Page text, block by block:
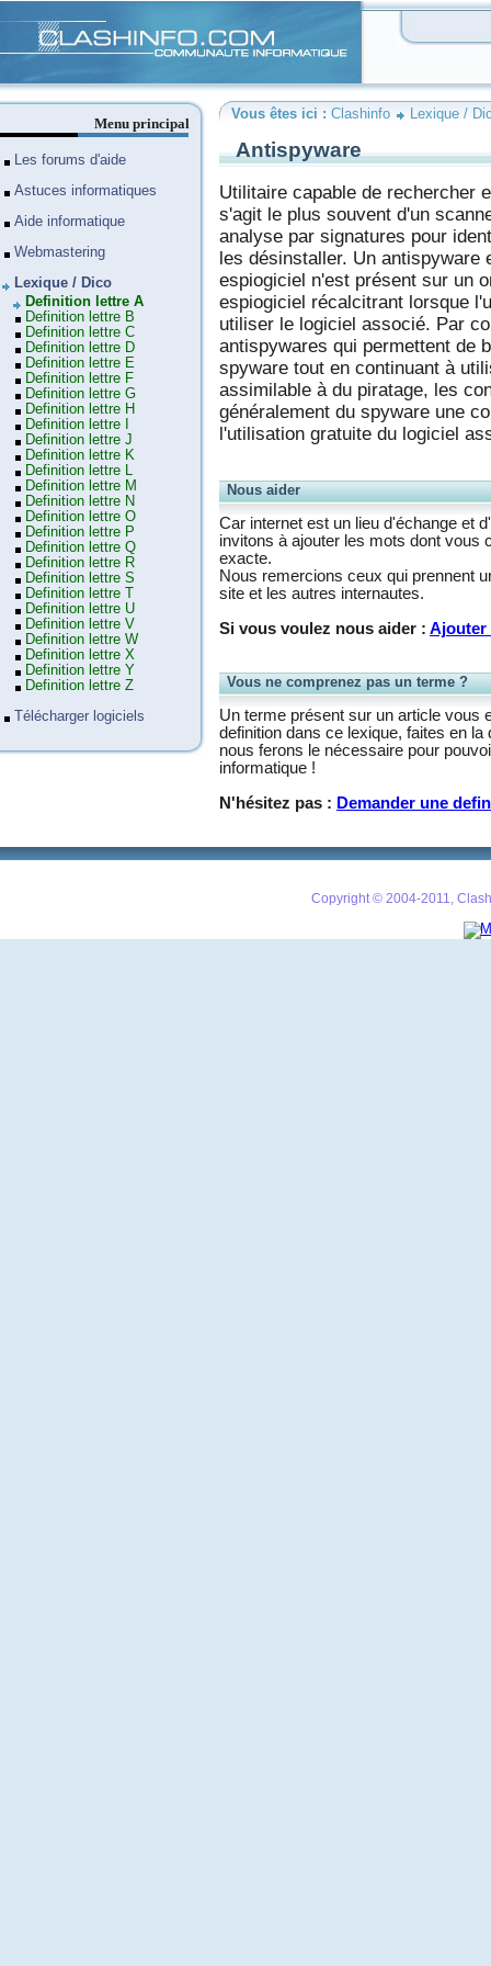
Vous êtes ici : Clashinfo Lexique /
Antispyware
Utilitaire capable de rechercher
s'agit le plus souvent d'un
analyse par signatures pour
les désinstaller. Un antispyware
espiogiciel n'est présent sur un
espiogiciel récalcitrant lorsque
utiliser le logiciel associé. Par
antispywares qui permettent de
spyware tout en continuant à
assimilable à du piratage, les
généralement du spyware une
l'utilisation gratuite du logiciel
Nous aider
Car internet est un lieu d'échange et
invitons à ajouter les mots dont vous
exacte.
Nous remercions ceux qui prennent
site et les autres internautes.
Si vous voulez nous aider : Ajouter
Vous ne comprenez pas un terme ?
Un terme présent sur un article vous
definition dans ce lexique, faites en
nous ferons le nécessaire pour
informatique !
N'hésitez pas : Demander une
Menu principal
Les forums d'aide
Astuces informatiques
Aide informatique
Webmastering
Lexique / Dico
Definition lettre A
Definition lettre B
Definition lettre C
Definition lettre D
Definition lettre E
Definition lettre F
Definition lettre G
Definition lettre H
Definition lettre I
Definition lettre J
Definition lettre K
Definition lettre L
Definition lettre M
Definition lettre N
Definition lettre O
Definition lettre P
Definition lettre Q
Definition lettre R
Definition lettre S
Definition lettre T
Definition lettre U
Definition lettre V
Definition lettre W
Definition lettre X
Definition lettre Y
Definition lettre Z
Télécharger logiciels
Copyright © 2004-2011,